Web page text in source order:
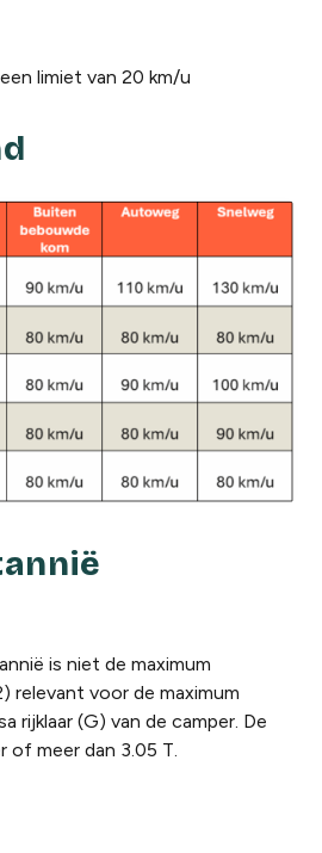
limiet van 20 km/u
is niet de maximum
relevant voor de maximum
rijklaar (G) van de camper. De
of meer dan 3.05 T.